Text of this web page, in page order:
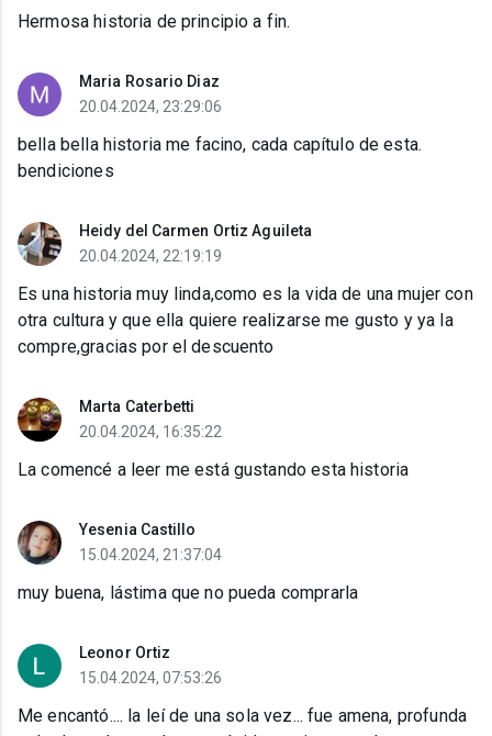
Hermosa historia de principio a fin.
Maria Rosario Diaz
20.04.2024, 23:29:06
bella bella historia me facino, cada capítulo de esta.
bendiciones
Heidy del Carmen Ortiz Aguileta
20.04.2024, 22:19:19
Es una historia muy linda,como es la vida de una mujer con
otra cultura y que ella quiere realizarse me gusto y ya la
compre,gracias por el descuento
Marta Caterbetti
20.04.2024, 16:35:22
La comencé a leer me está gustando esta historia
Yesenia Castillo
15.04.2024, 21:37:04
muy buena, lástima que no pueda comprarla
Leonor Ortiz
15.04.2024, 07:53:26
Me encantó.... la leí de una sola vez... fue amena, profunda